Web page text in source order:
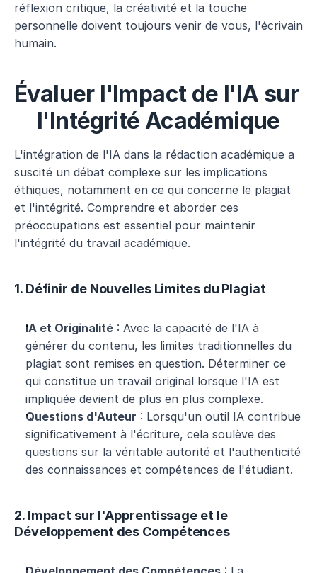
réflexion critique, la créativité et la touche
personnelle doivent toujours venir de vous, l'écrivain
humain.
Évaluer l'Impact de l'IA sur
l'Intégrité Académique
L'intégration de l'IA dans la rédaction académique a
suscité un débat complexe sur les implications
éthiques, notamment en ce qui concerne le plagiat
et l'intégrité. Comprendre et aborder ces
préoccupations est essentiel pour maintenir
l'intégrité du travail académique.
1. Définir de Nouvelles Limites du Plagiat
IA et Originalité : Avec la capacité de l'IA à
générer du contenu, les limites traditionnelles du
plagiat sont remises en question. Déterminer ce
qui constitue un travail original lorsque l'IA est
impliquée devient de plus en plus complexe.
Questions d'Auteur : Lorsqu'un outil IA contribue
significativement à l'écriture, cela soulève des
questions sur la véritable autorité et l'authenticité
des connaissances et compétences de l'étudiant.
2. Impact sur l'Apprentissage et le
Développement des Compétences